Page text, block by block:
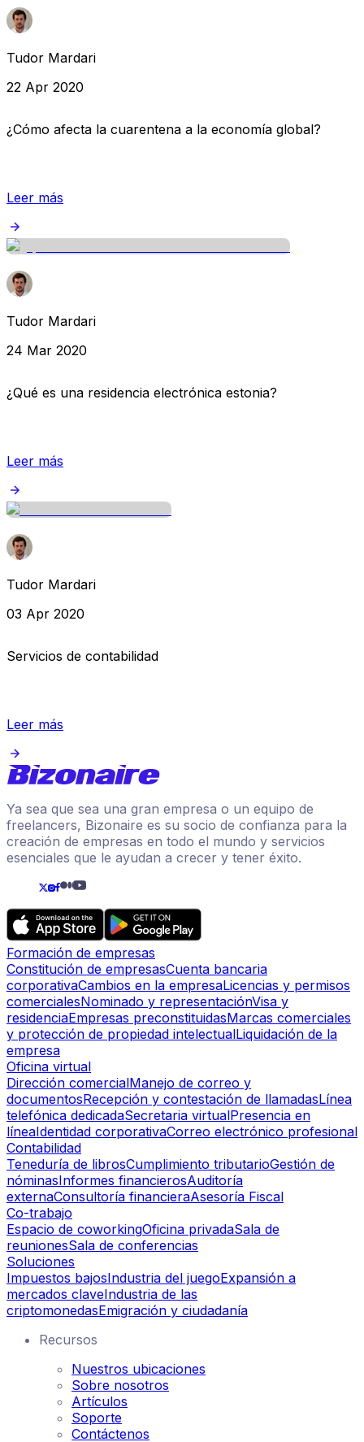
Tudor Mardari
22 Apr 2020
¿Cómo afecta la cuarentena a la economía global?
Leer más
Tudor Mardari
24 Mar 2020
¿Qué es una residencia electrónica estonia?
Leer más
Tudor Mardari
03 Apr 2020
Servicios de contabilidad
Leer más
Ya sea que sea una gran empresa o un equipo de
freelancers, Bizonaire es su socio de confianza para la
creación de empresas en todo el mundo y servicios
esenciales que le ayudan a crecer y tener éxito.
Formación de empresas
Constitución de empresasCuenta bancaria
corporativaCambios en la empresaLicencias y permisos
comercialesNominado y representaciónVisa y
residenciaEmpresas preconstituidasMarcas comerciales
y protección de propiedad intelectualLiquidación de la
empresa
Oficina virtual
Dirección comercialManejo de correo y
documentosRecepción y contestación de llamadasLínea
telefónica dedicadaSecretaria virtualPresencia en
líneaIdentidad corporativaCorreo electrónico profesional
Contabilidad
Teneduría de librosCumplimiento tributarioGestión de
nóminasInformes financierosAuditoría
externaConsultoría financieraAsesoría Fiscal
Co-trabajo
Espacio de coworkingOficina privadaSala de
reunionesSala de conferencias
Soluciones
Impuestos bajosIndustria del juegoExpansión a
mercados claveIndustria de las
criptomonedasEmigración y ciudadanía
Recursos
Nuestros ubicaciones
Sobre nosotros
Artículos
Soporte
Contáctenos